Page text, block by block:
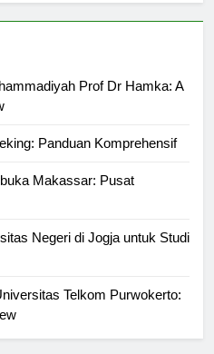
Prof Dr Hamka: A
Makassar: Pusat
Negeri di Jogja untuk Studi
Telkom Purwokerto: